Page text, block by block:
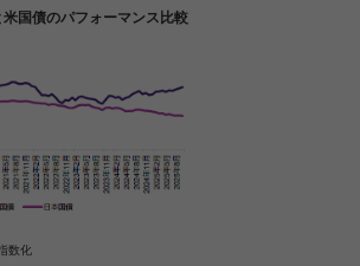
国債のパフォーマンス比較
数化